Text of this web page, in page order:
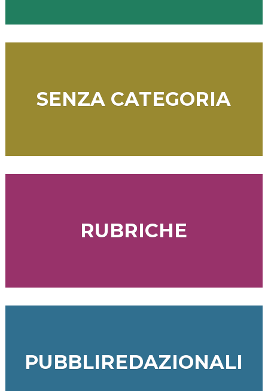
SENZA CATEGORIA
RUBRICHE
PUBBLIREDAZIONALI